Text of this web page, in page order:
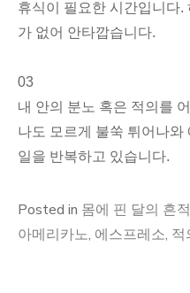
휴식이 필요한 시간입니다.
가 없어 안타깝습니다.
03
내 안의 분노 혹은 적의를
나도 모르게 불쑥 튀어나와
일을 반복하고 있습니다.
Posted in 몸에 핀 달의 흔적
아메리카노, 에스프레소, 적